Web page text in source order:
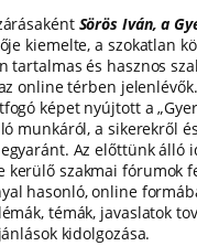
Sörös Iván, a
kiemelte, a szokatlan
tartalmas és hasznos
online térben
képet nyújtott a
munkáról, a sikerekről és
Az előttünk álló
kerülő szakmai fórumok
hasonló, online
témák, javaslatok
kidolgozása.